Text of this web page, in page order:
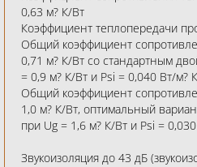
0,63 м? К/Вт
Коэффициент теплопередачи
Общий коэффициент
0,71 м? К/Вт со стандартным
= 0,9 м? К/Вт и Psi = 0,040 Вт/м? К
Общий коэффициент
1,0 м? К/Вт, оптимальный
при Ug = 1,6 м? К/Вт и Psi =
Звукоизоляция до 43 дБ